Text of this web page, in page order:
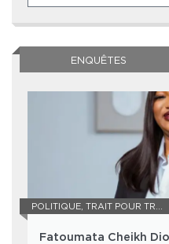
ENQUÊTES
POLITIQUE, TRAIT POUR TRAIT
Fatoumata Cheikh